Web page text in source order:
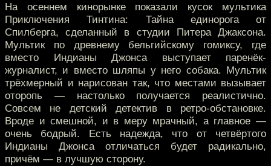
На осеннем кинорынке показали кусок мультика
Приключения Тинтина: Тайна единорога от
Спилберга, сделанный в студии Питера Джаксона.
Мультик по древнему бельгийскому гомиксу, где
вместо Индианы Джонса выступает паренёк-
журналист, и вместо шляпы у него собака. Мультик
трёхмерный и нарисован так, что местами вызывает
оторопь — настолько получается реалистично.
Совсем не детский детектив в ретро-обстановке.
Вроде и смешной, и в меру мрачный, а главное —
очень бодрый. Есть надежда, что от четвёртого
Индианы Джонса отличаться будет радикально,
причём — в лучшую сторону.